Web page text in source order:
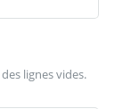
lignes vides.